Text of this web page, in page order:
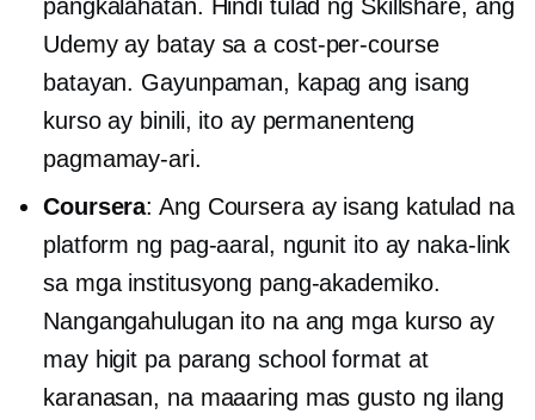
pangkalahatan. Hindi tulad ng Skillshare, ang
Udemy ay batay sa a cost-per-course
batayan. Gayunpaman, kapag ang isang
kurso ay binili, ito ay permanenteng
pagmamay-ari.
Coursera: Ang Coursera ay isang katulad na
platform ng pag-aaral, ngunit ito ay naka-link
sa mga institusyong pang-akademiko.
Nangangahulugan ito na ang mga kurso ay
may higit pa parang school format at
karanasan, na maaaring mas gusto ng ilang